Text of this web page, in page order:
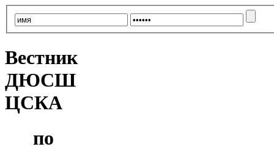
Вестник
ДЮСШ
ЦСКА
по